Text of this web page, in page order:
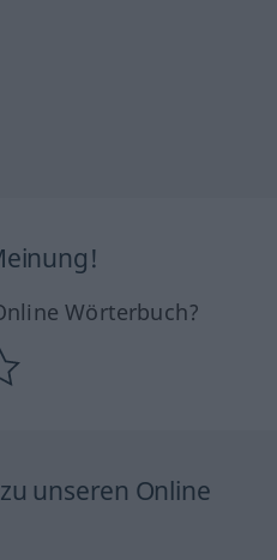
Wörterbuch?
unseren Online